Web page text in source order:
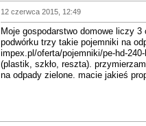
12 czerwca 2015, 12:49
Moje gospodarstwo domowe liczy
podwórku trzy takie pojemniki na
impex.pl/oferta/pojemniki/pe-hd-
(plastik, szkło, reszta).
na odpady zielone. macie jakieś